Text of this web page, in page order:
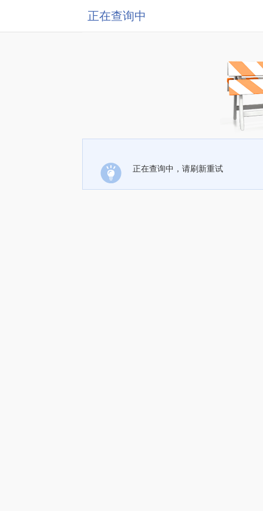
正在查询中
正在查询中，请刷新重试